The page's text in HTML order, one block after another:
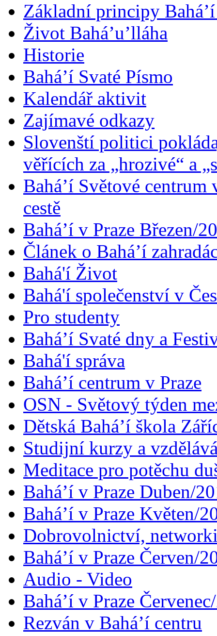
Základní principy
Život Bahá’u’lláha
Historie
Bahá’í Svaté Písmo
Kalendář aktivit
Zajímavé odkazy
Slovenští politici
věřících za „hrozivé“ a
Bahá’í Světové
cestě
Bahá’í v Praze Březen/
Článek o Bahá’í
Bahá'í Život
Bahá'í společenství v
Pro studenty
Bahá’í Svaté dny a
Bahá'í správa
Bahá’í centrum v Praze
OSN - Světový týden
Dětská Bahá’í škola
Studijní kurzy a
Meditace pro potěchu
Bahá’í v Praze Duben/
Bahá’í v Praze Květen/
Dobrovolnictví,
Bahá’í v Praze Červen/
Audio - Video
Bahá’í v Praze
Rezván v Bahá’í centru